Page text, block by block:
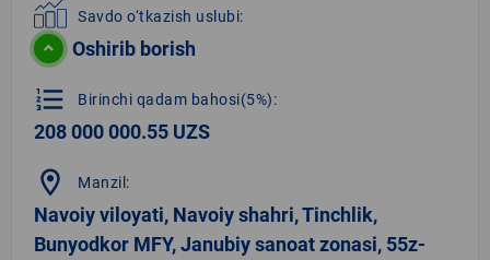
Savdo o‘tkazish uslubi:
Oshirib borish
format_list_numbered Birinchi qadam bahosi(5%):
208 000 000.55 UZS
location_on Manzil:
Navoiy viloyati, Navoiy shahri, Tinchlik,
Bunyodkor MFY, Janubiy sanoat zonasi, 55z-